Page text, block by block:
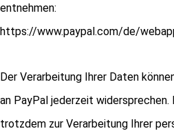
entnehmen:
https://www.paypal.com/de/
Der Verarbeitung Ihrer Daten
an PayPal jederzeit widersprechen.
trotzdem zur Verarbeitung Ihrer